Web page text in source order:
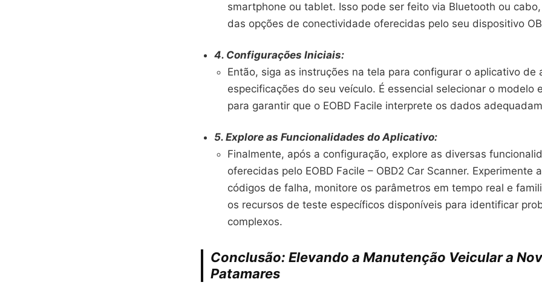
smartphone ou tablet. Isso pode ser feito via Bluetooth ou
das opções de conectividade oferecidas pelo seu dispositivo
4. Configurações Iniciais:
Então, siga as instruções na tela para configurar o aplicativo de
especificações do seu veículo. É essencial selecionar o modelo
para garantir que o EOBD Facile interprete os dados
5. Explore as Funcionalidades do Aplicativo:
Finalmente, após a configuração, explore as diversas
oferecidas pelo EOBD Facile – OBD2 Car Scanner. Experimente
códigos de falha, monitore os parâmetros em tempo real e
os recursos de teste específicos disponíveis para identificar
complexos.
Conclusão: Elevando a Manutenção Veicular a
Patamares